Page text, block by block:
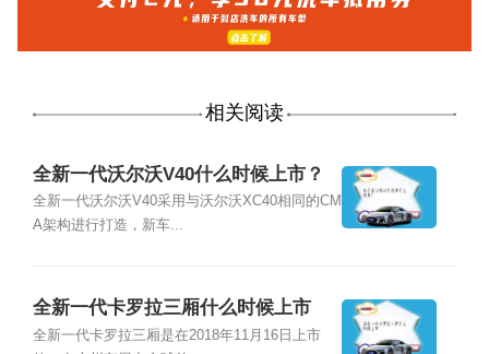
相关阅读
全新一代沃尔沃V40什么时候上市？
全新一代沃尔沃V40采用与沃尔沃XC40相同的CM
A架构进行打造，新车...
全新一代卡罗拉三厢什么时候上市
全新一代卡罗拉三厢是在2018年11月16日上市